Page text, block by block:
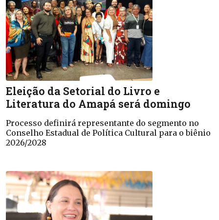
Eleição da Setorial do Livro e
Literatura do Amapá será domingo
Processo definirá representante do segmento no
Conselho Estadual de Política Cultural para o biênio
2026/2028